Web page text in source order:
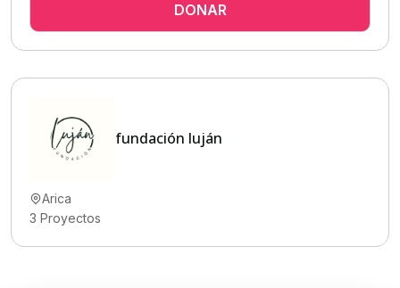
DONAR
fundación luján
Arica
3 Proyectos